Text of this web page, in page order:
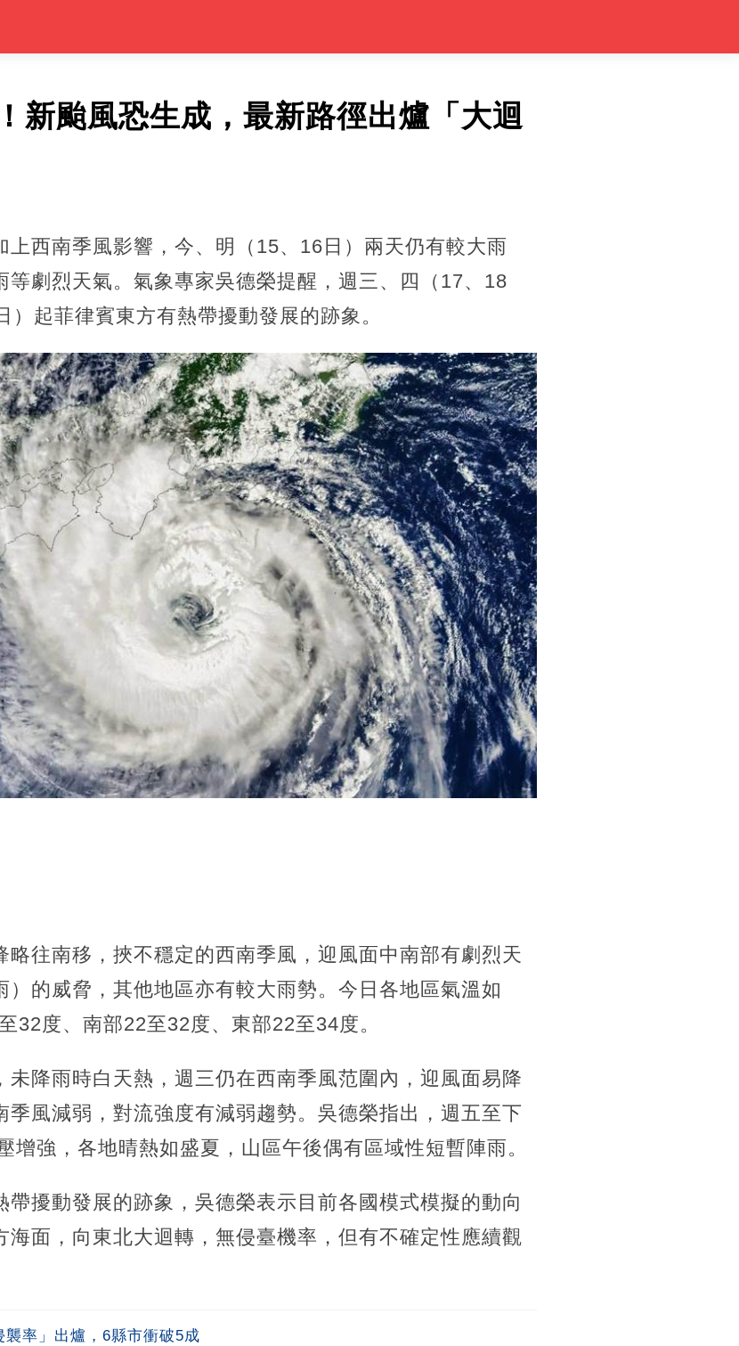
新颱風恐生成，最新路徑出爐「大迴
上西南季風影響，今、明（15、16日）兩天仍有較大雨
等劇烈天氣。氣象專家吳德榮提醒，週三、四（17、18
起菲律賓東方有熱帶擾動發展的跡象。
往南移，挾不穩定的西南季風，迎風面中南部有劇烈天
的威脅，其他地區亦有較大雨勢。今日各地區氣溫如
32度、南部22至32度、東部22至34度。
降雨時白天熱，週三仍在西南季風范圍內，迎風面易降
風減弱，對流強度有減弱趨勢。吳德榮指出，週五至下
增強，各地晴熱如盛夏，山區午後偶有區域性短暫陣雨。
擾動發展的跡象，吳德榮表示目前各國模式模擬的動向
海面，向東北大迴轉，無侵臺機率，但有不確定性應續觀
率」出爐，6縣市衝破5成